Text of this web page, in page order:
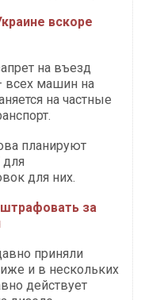
вскоре
на въезд
всех машин на
на частные
планируют
для
для них.
за
приняли
и в нескольких
действует